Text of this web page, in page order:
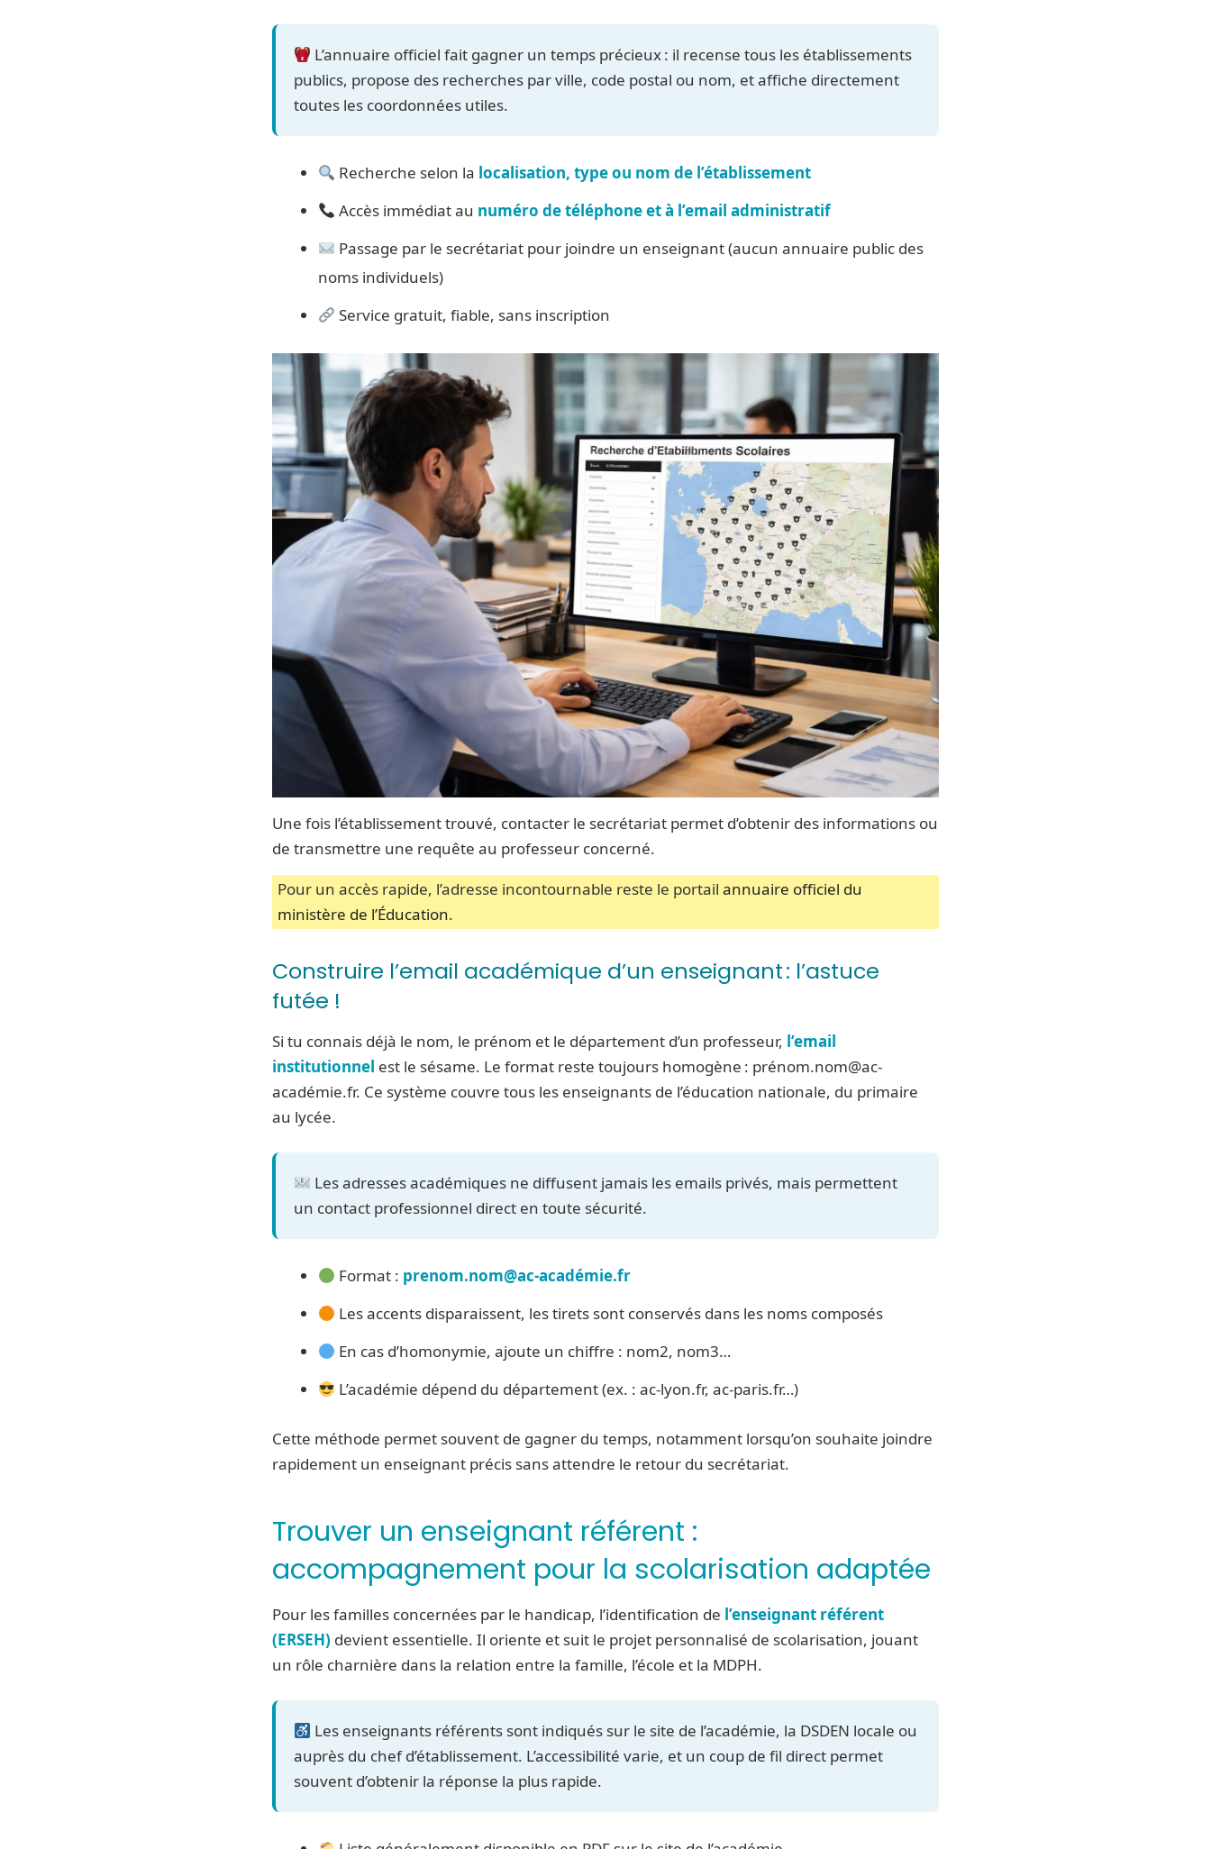
L’annuaire officiel fait gagner un temps précieux : il recense tous les établissements
publics, propose des recherches par ville, code postal ou nom, et affiche directement
toutes les coordonnées utiles.
Recherche selon la localisation, type ou nom de l’établissement
Accès immédiat au numéro de téléphone et à l’email administratif
Passage par le secrétariat pour joindre un enseignant (aucun annuaire public des
noms individuels)
Service gratuit, fiable, sans inscription
Une fois l’établissement trouvé, contacter le secrétariat permet d’obtenir des informations ou
de transmettre une requête au professeur concerné.
Pour un accès rapide, l’adresse incontournable reste le portail annuaire officiel du
ministère de l’Éducation.
Construire l’email académique d’un enseignant : l’astuce
futée !
Si tu connais déjà le nom, le prénom et le département d’un professeur, l’email
institutionnel est le sésame. Le format reste toujours homogène : prénom.nom@ac-
académie.fr. Ce système couvre tous les enseignants de l’éducation nationale, du primaire
au lycée.
Les adresses académiques ne diffusent jamais les emails privés, mais permettent
un contact professionnel direct en toute sécurité.
Format : prenom.nom@ac-académie.fr
Les accents disparaissent, les tirets sont conservés dans les noms composés
En cas d’homonymie, ajoute un chiffre : nom2, nom3…
L’académie dépend du département (ex. : ac-lyon.fr, ac-paris.fr…)
Cette méthode permet souvent de gagner du temps, notamment lorsqu’on souhaite joindre
rapidement un enseignant précis sans attendre le retour du secrétariat.
Trouver un enseignant référent :
accompagnement pour la scolarisation adaptée
Pour les familles concernées par le handicap, l’identification de l’enseignant référent
(ERSEH) devient essentielle. Il oriente et suit le projet personnalisé de scolarisation, jouant
un rôle charnière dans la relation entre la famille, l’école et la MDPH.
Les enseignants référents sont indiqués sur le site de l’académie, la DSDEN locale ou
auprès du chef d’établissement. L’accessibilité varie, et un coup de fil direct permet
souvent d’obtenir la réponse la plus rapide.